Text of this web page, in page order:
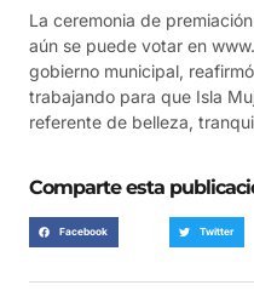
La ceremonia de
aún se puede votar en
gobierno municipal,
trabajando para que Isla
referente de belleza,
Comparte esta
Facebook Twitter